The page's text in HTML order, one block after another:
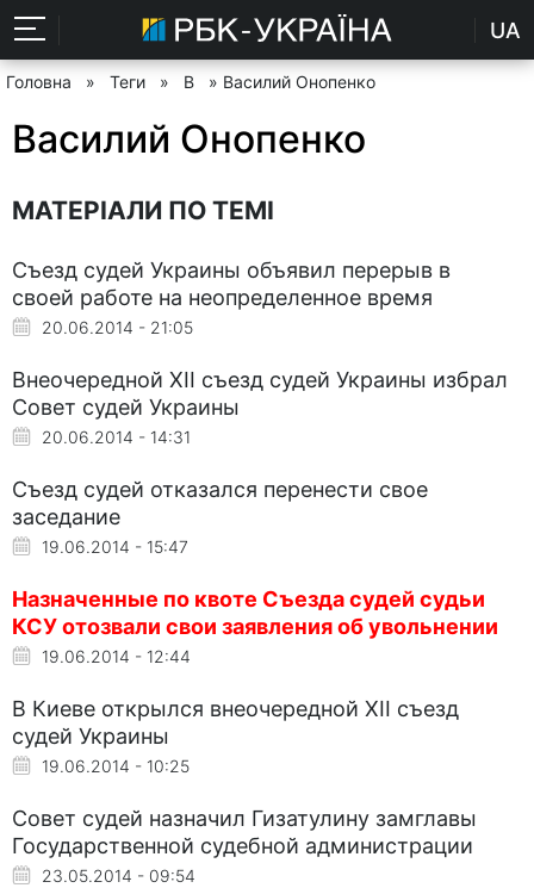
UA
Головна » Теги » В » Василий Онопенко
Василий Онопенко
МАТЕРІАЛИ ПО ТЕМІ
Съезд судей Украины объявил перерыв в
своей работе на неопределенное время
20.06.2014 - 21:05
Внеочередной XII съезд судей Украины избрал
Совет судей Украины
20.06.2014 - 14:31
Съезд судей отказался перенести свое
заседание
19.06.2014 - 15:47
Назначенные по квоте Съезда судей судьи
КСУ отозвали свои заявления об увольнении
19.06.2014 - 12:44
В Киеве открылся внеочередной XII съезд
судей Украины
19.06.2014 - 10:25
Совет судей назначил Гизатулину замглавы
Государственной судебной администрации
23.05.2014 - 09:54